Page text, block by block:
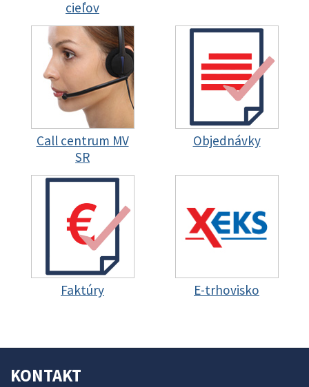
cieľov
Call centrum MV
SR
Objednávky
Faktúry E-trhovisko
KONTAKT